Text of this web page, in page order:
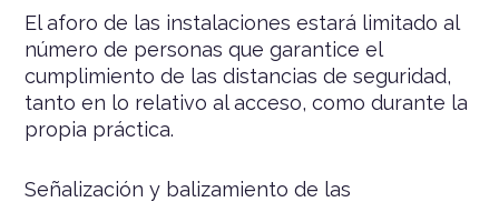
El aforo de las instalaciones estará limitado al
número de personas que garantice el
cumplimiento de las distancias de seguridad,
tanto en lo relativo al acceso, como durante la
propia práctica.
Señalización y balizamiento de las